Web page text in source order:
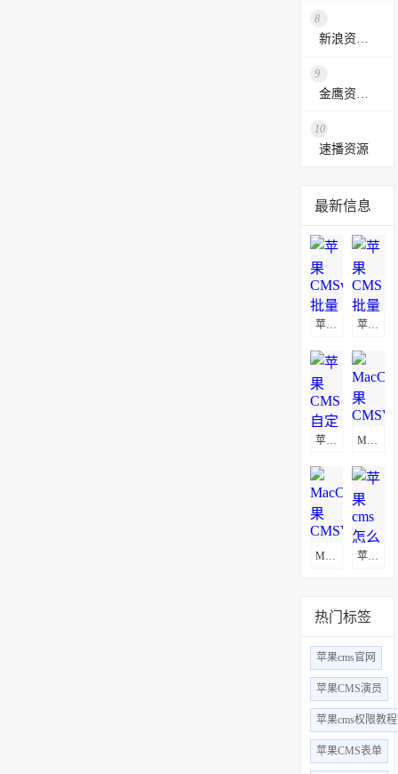
8
9
10
速播资源
最新信息
苹果CMS批量替换播放地址及图片地址方法
苹果cms怎么更换logo
热门标签
苹果cms官网
苹果CMS演员
苹果cms权限教程
苹果CMS表单